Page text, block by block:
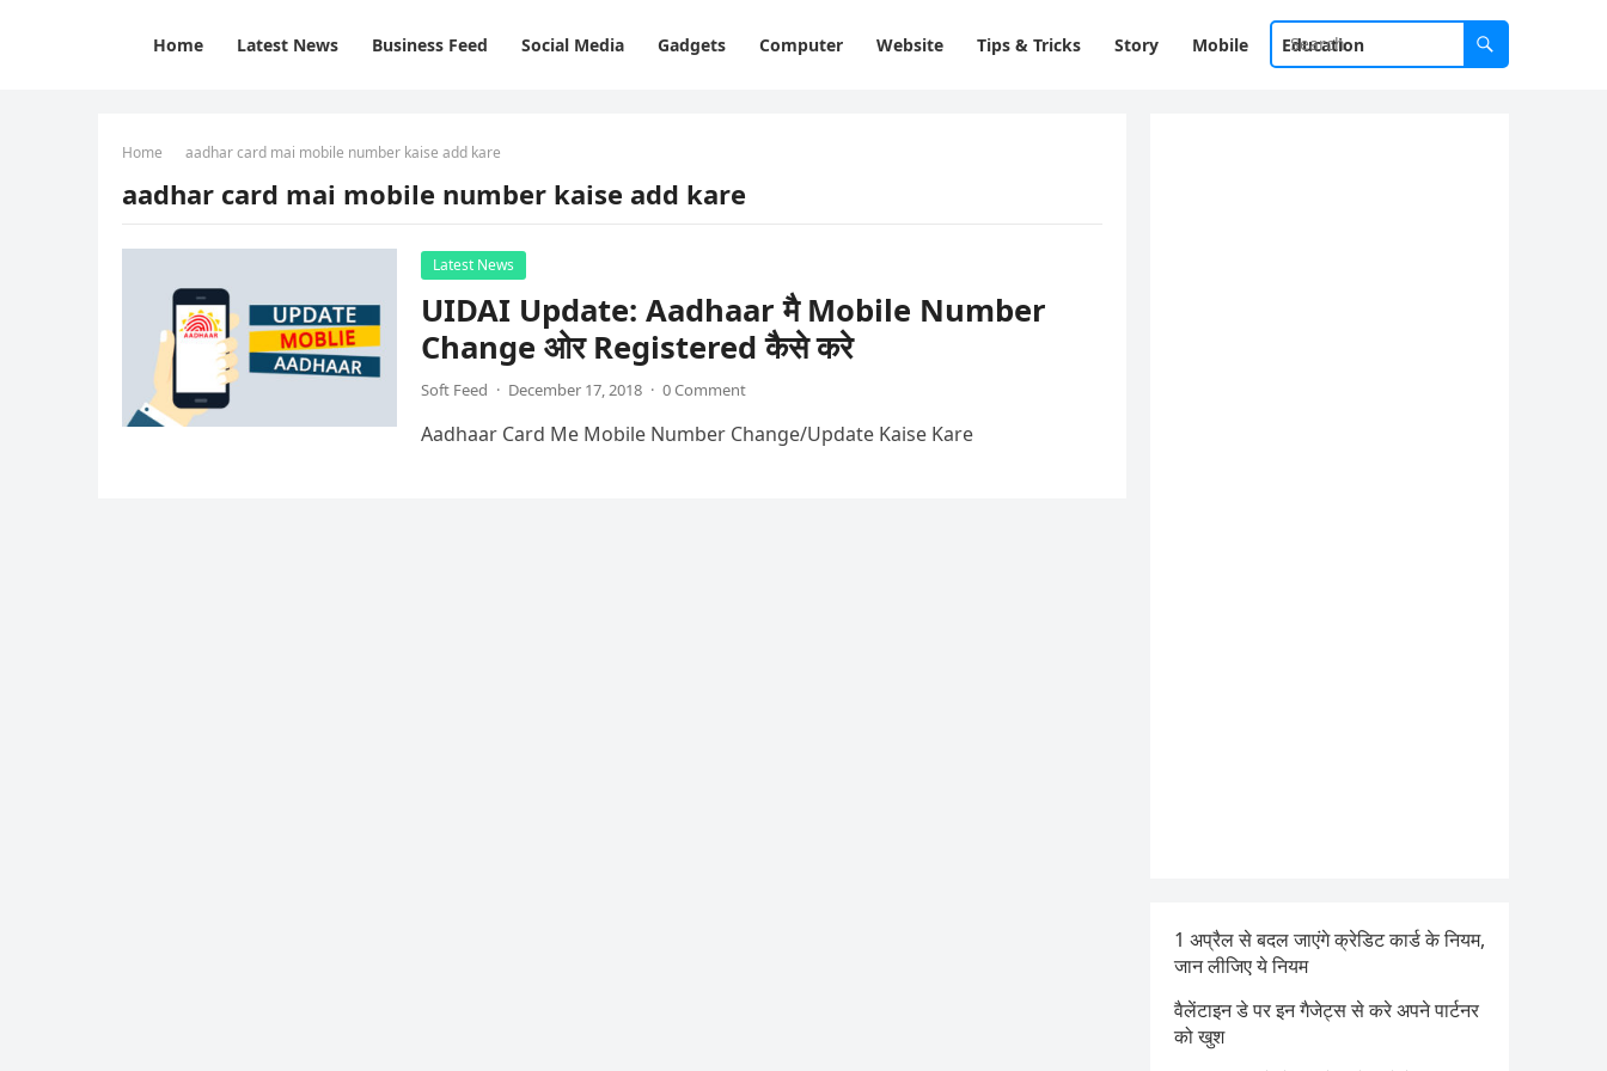
Home Latest News Business Feed Social Media Gadgets Computer Website Tips & Tricks Story Mobile Education
Home aadhar card mai mobile number kaise add kare
aadhar card mai mobile number kaise add kare
Latest News
UIDAI Update: Aadhaar मै Mobile Number
Change ओर Registered कैसे करे
Soft Feed · December 17, 2018 · 0 Comment
Aadhaar Card Me Mobile Number Change/Update Kaise Kare
1 अप्रैल से बदल जाएंगे क्रेडिट कार्ड के नियम,
जान लीजिए ये नियम
वैलेंटाइन डे पर इन गैजेट्स से करे अपने पार्टनर
को खुश